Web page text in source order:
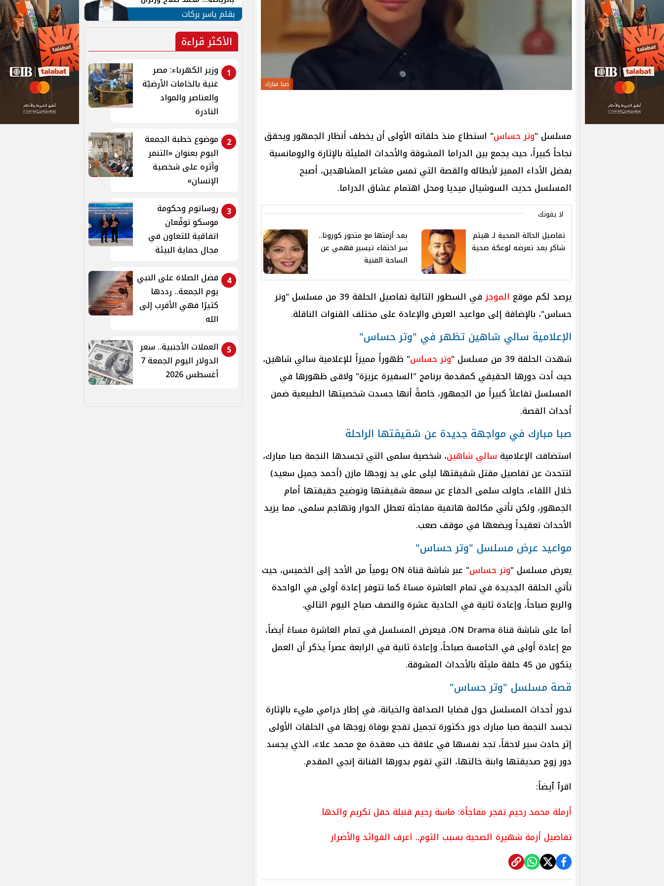
صبا مبارك
مسلسل "وتر حساس" استطاع منذ حلقاته الأولى أن يخطف أنظار الجمهور ويحقق
نجاحاً كبيراً، حيث يجمع بين الدراما المشوقة والأحداث المليئة بالإثارة والرومانسية
بفضل الأداء المميز لأبطاله والقصة التي تمس مشاعر المشاهدين، أصبح
المسلسل حديث السوشيال ميديا ومحل اهتمام عشاق الدراما.
لا يفوتك
تفاصيل الحالة الصحية لـ هيثم
شاكر بعد تعرضه لوعكة صحية
بعد أزمتها مع متحور كورونا..
سر اختفاء تيسير فهمي عن
الساحة الفنية
يرصد لكم موقع الموجز
في السطور التالية تفاصيل الحلقة 39 من مسلسل "وتر
حساس"، بالإضافة إلى مواعيد العرض والإعادة على مختلف القنوات الناقلة.
الإعلامية سالي شاهين تظهر في "وتر حساس"
شهدت الحلقة 39 من مسلسل " وتر حساس" ظهوراً مميزاً للإعلامية سالي شاهين،
حيث أدت دورها الحقيقي كمقدمة برنامج "السفيرة عزيزة" ولاقى ظهورها في
المسلسل تفاعلاً كبيراً من الجمهور، خاصةً أنها جسدت شخصيتها الطبيعية ضمن
أحداث القصة.
صبا مبارك في مواجهة جديدة عن شقيقتها الراحلة
استضافت الإعلامية سالي شاهين، شخصية سلمى التي تجسدها النجمة صبا مبارك،
لتتحدث عن تفاصيل مقتل شقيقتها ليلى على يد زوجها مازن (أحمد جميل سعيد)
خلال اللقاء، حاولت سلمى الدفاع عن سمعة شقيقتها وتوضيح حقيقتها أمام
الجمهور، ولكن تأتي مكالمة هاتفية مفاجئة تعطل الحوار وتهاجم سلمى، مما يزيد
الأحداث تعقيداً ويضعها في موقف صعب.
مواعيد عرض مسلسل "وتر حساس"
يعرض مسلسل "وتر حساس
" عبر شاشة قناة ON يومياً من الأحد إلى الخميس، حيث
تأتي الحلقة الجديدة في تمام العاشرة مساءً كما تتوفر إعادة أولى في الواحدة
والربع صباحاً، وإعادة ثانية في الحادية عشرة والنصف صباح اليوم التالي.
أما على شاشة قناة ON Drama، فيعرض المسلسل في تمام العاشرة مساءً أيضاً،
مع إعادة أولى في الخامسة صباحاً، وإعادة ثانية في الرابعة عصراً يذكر أن العمل
يتكون من 45 حلقة مليئة بالأحداث المشوقة.
قصة مسلسل "وتر حساس"
تدور أحداث المسلسل حول قضايا الصداقة والخيانة، في إطار درامي مليء بالإثارة
تجسد النجمة صبا مبارك دور دكتورة تجميل تفجع بوفاة زوجها في الحلقات الأولى
إثر حادث سير لاحقاً، تجد نفسها في علاقة حب معقدة مع محمد علاء، الذي يجسد
دور زوج صديقتها وابنة خالتها، التي تقوم بدورها الفنانة إنجي المقدم.
اقرٲ ٲيضاً:
أرملة محمد رحيم تفجر مفاجأة: ماسة رحيم قنبلة حفل تكريم والدها
تفاصيل أزمة شهيرة الصحية بسبب الثوم.. اعرف الفوائد والأضرار
الهوية في الشارع التركي
بقلم ياسر بركات
الأكثر قراءة
1
وزير الكهرباء: مصر
غنية بالخامات الأرضيّة
والعناصر والمواد
النادرة
2
موضوع خطبة الجمعة
اليوم بعنوان «التنمر
وأثره على شخصية
الإنسان»
3 روساتوم وحكومة
موسكو توقّعان
اتفاقية للتعاون في
مجال حماية البيئة
4
فضل الصلاة على النبي
يوم الجمعة.. رددها
كثيرًا فهي الأقرب إلى
الله
5
العملات الأجنبية.. سعر
الدولار اليوم الجمعة 7
أغسطس 2026